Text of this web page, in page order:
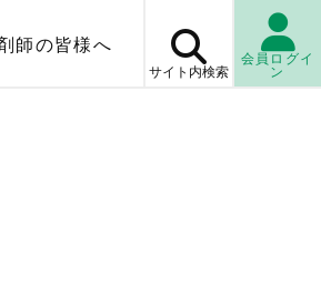
師の皆様へ
サイト内検索
会員ログイ
ン